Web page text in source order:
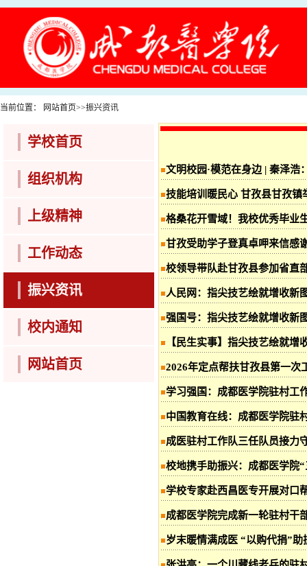
当前位置： 网站首页>>振兴资讯
学校首页
组织机构
上级精神
工作动态
振兴资讯
校内通知
网站首页
文明校园·模范在身边 | 秦泽浩
技能培训暖民心 甘孜县甘孜
格桑花开雪域！我校优秀毕业
甘孜受助学子登真卓呷来信感
校领导带队赴甘孜县参加省直部门（
人民网：指尖技艺绘就增收新
强国号：指尖技艺绘就增收新
【民生实事】指尖技艺绘就
2026年定点帮扶甘孜县第一次
学习强国：成都医学院驻村工
中国教育在线：成都医学院驻
成医驻村工作队三任队员接力
校地携手助振兴：成都医学院
学校专家赴西昌医专开展对口
成都医学院完成新一轮驻村干
岁末暖情满成医 “以购代捐”助